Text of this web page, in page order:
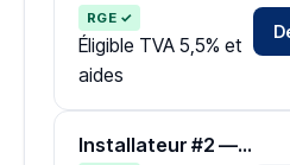
RGE ✓
Éligible TVA 5,5% et
aides
Installateur #2 — Zone Yonne